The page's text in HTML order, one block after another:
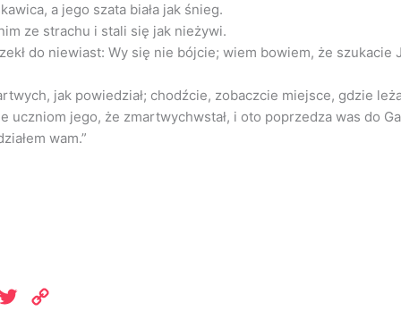
a jego szata biała jak śnieg.
ze strachu i stali się jak nieżywi.
do niewiast: Wy się nie bójcie; wiem bowiem, że szukacie
jak powiedział; chodźcie, zobaczcie miejsce, gdzie
uczniom jego, że zmartwychwstał, i oto poprzedza was do
wam.”
Twitter